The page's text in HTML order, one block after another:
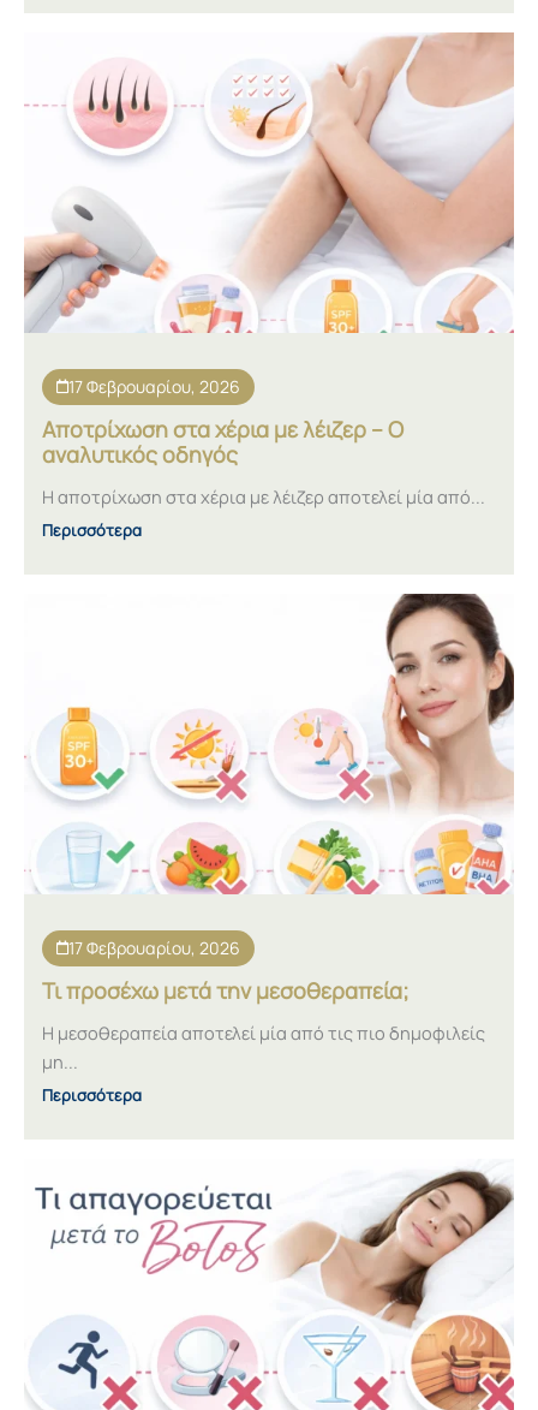
17 Φεβρουαρίου, 2026
Αποτρίχωση στα χέρια με λέιζερ – Ο
αναλυτικός οδηγός
Η αποτρίχωση στα χέρια με λέιζερ αποτελεί μία από...
Περισσότερα
17 Φεβρουαρίου, 2026
Τι προσέχω μετά την μεσοθεραπεία;
Η μεσοθεραπεία αποτελεί μία από τις πιο δημοφιλείς
μη...
Περισσότερα